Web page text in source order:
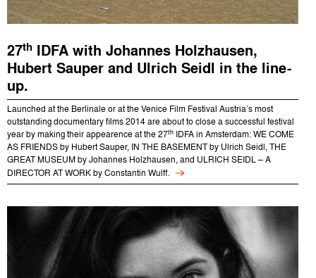
27th
IDFA with Johannes Holzhausen,
Hubert Sauper and Ulrich Seidl in the line-
up.
Launched at the Berlinale or at the Venice Film Festival Austria’s most
outstanding documentary films 2014 are about to close a successful festival
year by making their appearence at the 27th
IDFA in Amsterdam: WE COME
AS FRIENDS by Hubert Sauper, IN THE BASEMENT by Ulrich Seidl, THE
GREAT MUSEUM by Johannes Holzhausen, and ULRICH SEIDL – A
DIRECTOR AT WORK by Constantin Wulff.